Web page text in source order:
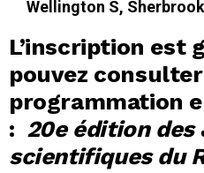
Wellington S,
L’inscription est
pouvez
programmation
: 20e édition des
scientifiques du